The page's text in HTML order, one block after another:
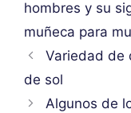
hombres y su
muñeca para
Variedad de
de sol
Algunos de